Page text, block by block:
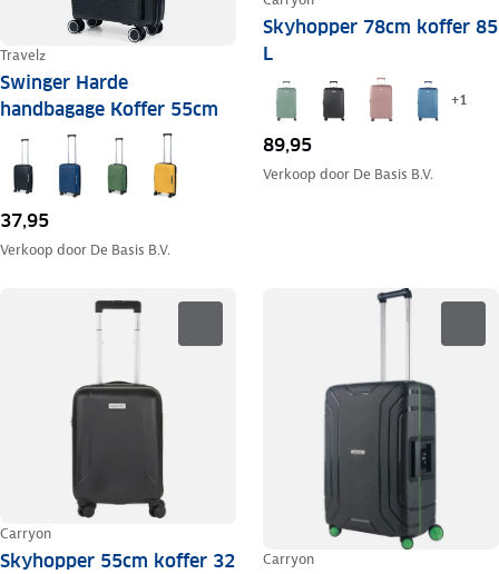
Travelz
Swinger Harde
handbagage Koffer 55cm
37,95
Verkoop door De Basis B.V.
Skyhopper 78cm koffer 85
L
+1
89,95
Verkoop door De Basis B.V.
Carryon
Skyhopper 55cm koffer 32
Carryon